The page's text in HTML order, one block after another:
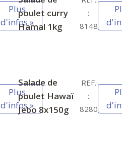
Plus
d'infos »
poulet curry
Hamal 1kg
:
8148
Plus
d'infos »
Salade de
poulet Hawaï
Jebo 8x150g
REF.
:
8280